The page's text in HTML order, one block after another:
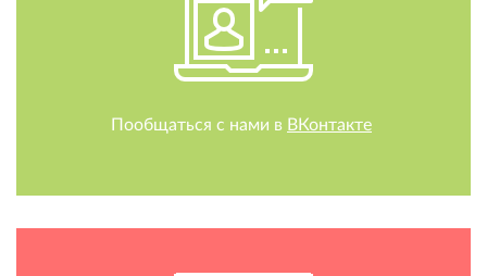
Пообщаться с нами в ВКонтакте